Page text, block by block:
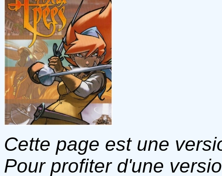
Cette page est une
Pour profiter d'une